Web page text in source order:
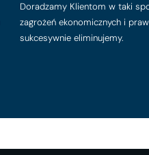
Doradzamy Klientom w taki
zagrożeń ekonomicznych i
sukcesywnie eliminujemy.